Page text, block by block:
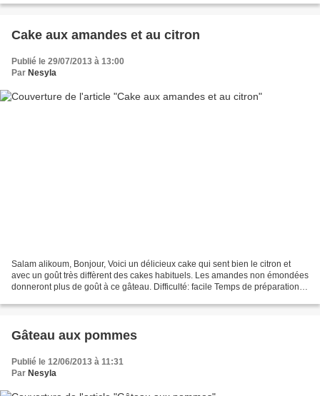
Cake aux amandes et au citron
Publié le 29/07/2013 à 13:00
Par Nesyla
Salam alikoum, Bonjour, Voici un délicieux cake qui sent bien le citron et
avec un goût très diffèrent des cakes habituels. Les amandes non émondées
donneront plus de goût à ce gâteau. Difficulté: facile Temps de préparation:
Gâteau aux pommes
Publié le 12/06/2013 à 11:31
Par Nesyla